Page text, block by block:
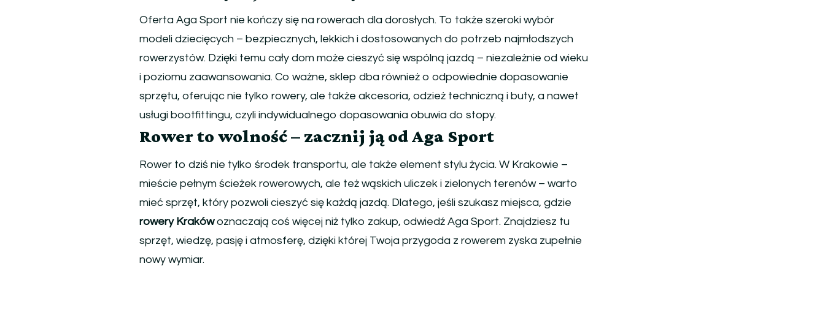
Oferta Aga Sport nie kończy się na rowerach dla dorosłych. To także szeroki wybór
modeli dziecięcych – bezpiecznych, lekkich i dostosowanych do potrzeb najmłodszych
rowerzystów. Dzięki temu cały dom może cieszyć się wspólną jazdą – niezależnie od wieku
i poziomu zaawansowania. Co ważne, sklep dba również o odpowiednie dopasowanie
sprzętu, oferując nie tylko rowery, ale także akcesoria, odzież techniczną i buty, a nawet
usługi bootfittingu, czyli indywidualnego dopasowania obuwia do stopy.
Rower to wolność – zacznij ją od Aga Sport
Rower to dziś nie tylko środek transportu, ale także element stylu życia. W Krakowie –
mieście pełnym ścieżek rowerowych, ale też wąskich uliczek i zielonych terenów – warto
mieć sprzęt, który pozwoli cieszyć się każdą jazdą. Dlatego, jeśli szukasz miejsca, gdzie
rowery Krakówoznaczają coś więcej niż tylko zakup, odwiedź Aga Sport. Znajdziesz tu
sprzęt, wiedzę, pasję i atmosferę, dzięki której Twoja przygoda z rowerem zyska zupełnie
nowy wymiar.